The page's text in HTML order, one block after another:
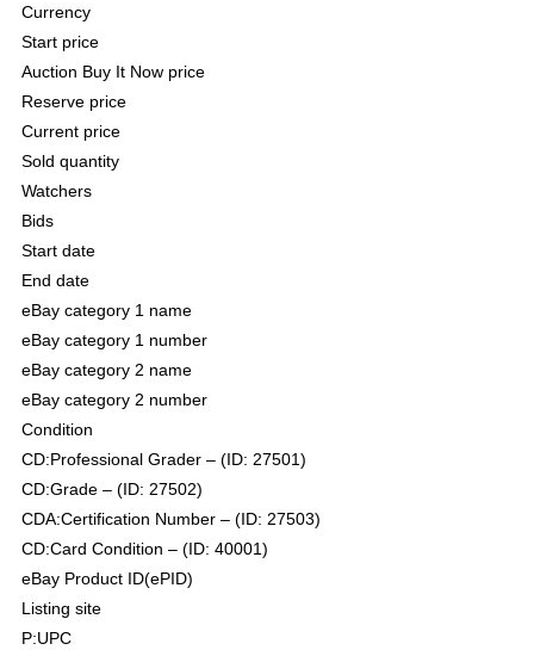
Currency
Start price
Auction Buy It Now price
Reserve price
Current price
Sold quantity
Watchers
Bids
Start date
End date
eBay category 1 name
eBay category 1 number
eBay category 2 name
eBay category 2 number
Condition
CD:Professional Grader – (ID: 27501)
CD:Grade – (ID: 27502)
CDA:Certification Number – (ID: 27503)
CD:Card Condition – (ID: 40001)
eBay Product ID(ePID)
Listing site
P:UPC